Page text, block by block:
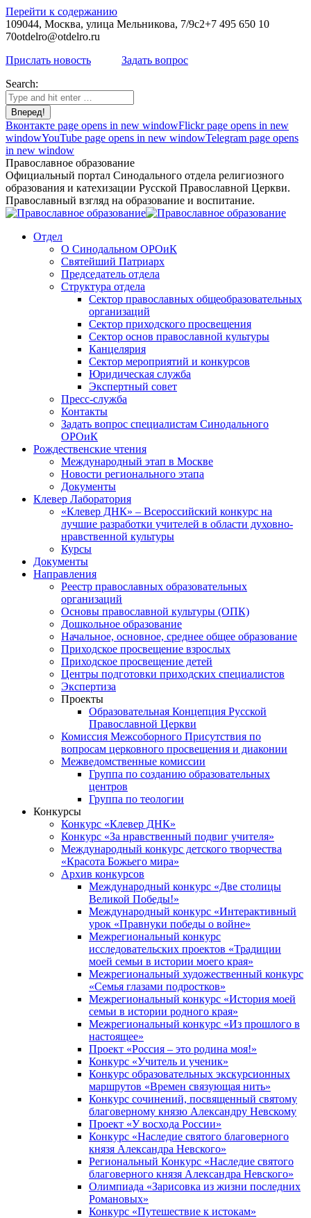
Перейти к содержанию
109044, Москва, улица Мельникова, 7/9с2+7 495 650 10
70otdelro@otdelro.ru
Прислать новость
Задать вопрос
Search:
Вконтакте page opens in new windowFlickr page opens in new
windowYouTube page opens in new windowTelegram page opens
in new window
Православное образование
Официальный портал Синодального отдела религиозного
образования и катехизации Русской Православной Церкви.
Православный взгляд на образование и воспитание.
Отдел
О Синодальном ОРОиК
Святейший Патриарх
Председатель отдела
Структура отдела
Сектор православных общеобразовательных
организаций
Сектор приходского просвещения
Сектор основ православной культуры
Канцелярия
Сектор мероприятий и конкурсов
Юридическая служба
Экспертный совет
Пресс-служба
Контакты
Задать вопрос специалистам Синодального
ОРОиК
Рождественские чтения
Международный этап в Москве
Новости регионального этапа
Документы
Клевер Лаборатория
«Клевер ДНК» – Всероссийский конкурс на
лучшие разработки учителей в области духовно-
нравственной культуры
Курсы
Документы
Направления
Реестр православных образовательных
организаций
Основы православной культуры (ОПК)
Дошкольное образование
Начальное, основное, среднее общее образование
Приходское просвещение взрослых
Приходское просвещение детей
Центры подготовки приходских специалистов
Экспертиза
Проекты
Образовательная Концепция Русской
Православной Церкви
Комиссия Межсоборного Присутствия по
вопросам церковного просвещения и диаконии
Межведомственные комиссии
Группа по созданию образовательных
центров
Группа по теологии
Конкурсы
Конкурс «Клевер ДНК»
Конкурс «За нравственный подвиг учителя»
Международный конкурс детского творчества
«Красота Божьего мира»
Архив конкурсов
Международный конкурс «Две столицы
Великой Победы!»
Международный конкурс «Интерактивный
урок «Правнуки победы о войне»
Межрегиональный конкурс
исследовательских проектов «Традиции
моей семьи в истории моего края»
Межрегиональный художественный конкурс
«Семья глазами подростков»
Межрегиональный конкурс «История моей
семьи в истории родного края»
Межрегиональный конкурс «Из прошлого в
настоящее»
Проект «Россия – это родина моя!»
Конкурс «Учитель и ученик»
Конкурс образовательных экскурсионных
маршрутов «Времен связующая нить»
Конкурс сочинений, посвященный святому
благоверному князю Александру Невскому
Проект «У восхода России»
Конкурс «Наследие святого благоверного
князя Александра Невского»
Региональный Конкурс «Наследие святого
благоверного князя Александра Невского»
Олимпиада «Зарисовка из жизни последних
Романовых»
Конкурс «Путешествие к истокам»